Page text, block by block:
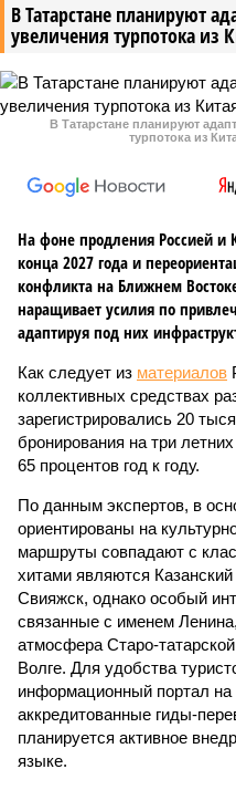
В Татарстане планируют
увеличения турпотока из
В Татарстане планируют
турпотока из
На фоне продления Россией и
конца 2027 года и
конфликта на Ближнем
наращивает усилия по
адаптируя под них
Как следует из материалов
коллективных средствах
зарегистрировались 20
бронирования на три
65 процентов год к году.
По данным экспертов, в
ориентированы на
маршруты совпадают с
хитами являются
Свияжск, однако особый
связанные с именем
атмосфера Старо-
Волге. Для удобства
информационный портал на
аккредитованные гиды-
планируется активное
языке.